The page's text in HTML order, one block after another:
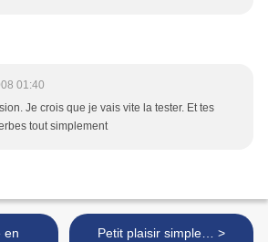
01:40
Je crois que je vais vite la tester. Et tes
tout simplement
Petit plaisir simple… >